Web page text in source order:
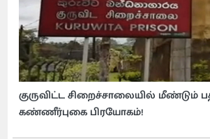
குருவிட்ட சிறைச்சாலையில் மீண்டும்
கண்ணீர்புகை பிரயோகம்!